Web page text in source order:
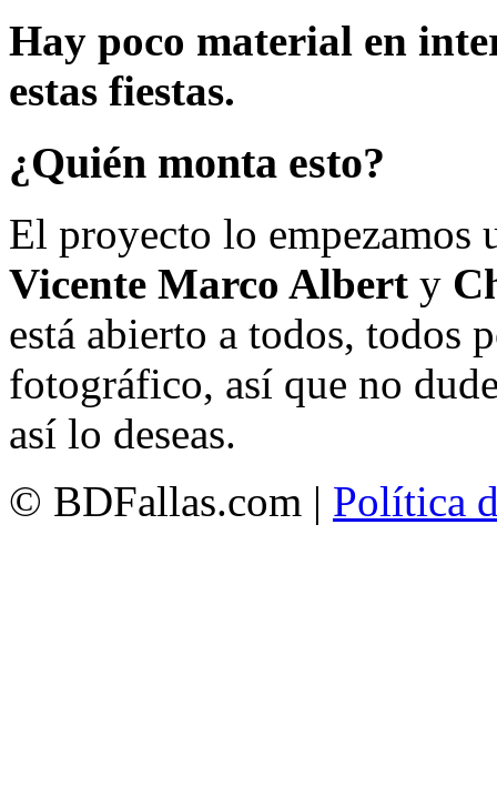
Hay poco material en
estas fiestas.
¿Quién monta esto?
El proyecto lo empezamos
Vicente Marco Albert y
está abierto a todos, todos
fotográfico, así que no
así lo deseas.
© BDFallas.com | Política